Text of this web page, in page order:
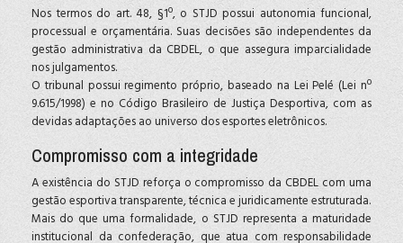
Nos termos do art. 48, §1º, o STJD possui autonomia funcional,
processual e orçamentária. Suas decisões são independentes da
gestão administrativa da CBDEL, o que assegura imparcialidade
nos julgamentos.
O tribunal possui regimento próprio, baseado na Lei Pelé (Lei nº
9.615/1998) e no Código Brasileiro de Justiça Desportiva, com as
devidas adaptações ao universo dos esportes eletrônicos.
Compromisso com a integridade
A existência do STJD reforça o compromisso da CBDEL com uma
gestão esportiva transparente, técnica e juridicamente estruturada.
Mais do que uma formalidade, o STJD representa a maturidade
institucional da confederação, que atua com responsabilidade